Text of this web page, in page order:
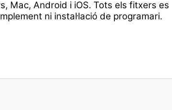
Mac, Android i iOS. Tots els fitxers es
ni instal·lació de programari.